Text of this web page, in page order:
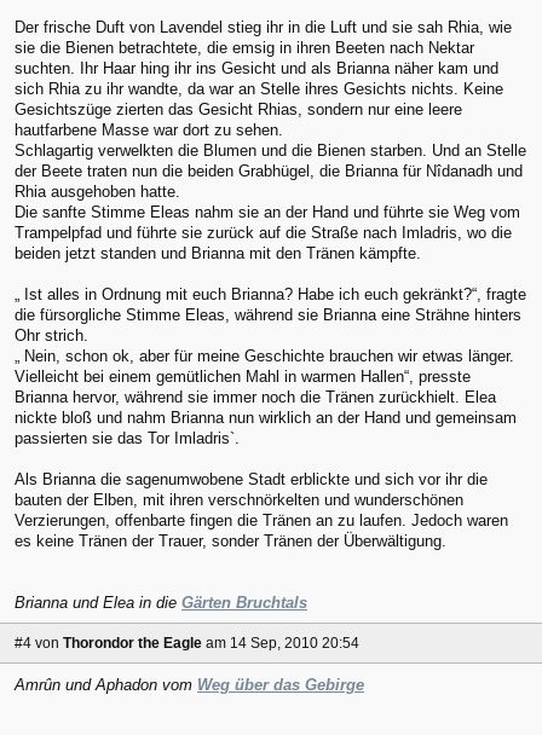
Der frische Duft von Lavendel stieg ihr in die Luft und sie sah Rhia, wie
sie die Bienen betrachtete, die emsig in ihren Beeten nach Nektar
suchten. Ihr Haar hing ihr ins Gesicht und als Brianna näher kam und
sich Rhia zu ihr wandte, da war an Stelle ihres Gesichts nichts. Keine
Gesichtszüge zierten das Gesicht Rhias, sondern nur eine leere
hautfarbene Masse war dort zu sehen.
Schlagartig verwelkten die Blumen und die Bienen starben. Und an Stelle
der Beete traten nun die beiden Grabhügel, die Brianna für Nîdanadh und
Rhia ausgehoben hatte.
Die sanfte Stimme Eleas nahm sie an der Hand und führte sie Weg vom
Trampelpfad und führte sie zurück auf die Straße nach Imladris, wo die
beiden jetzt standen und Brianna mit den Tränen kämpfte.
„ Ist alles in Ordnung mit euch Brianna? Habe ich euch gekränkt?“, fragte
die fürsorgliche Stimme Eleas, während sie Brianna eine Strähne hinters
Ohr strich.
„ Nein, schon ok, aber für meine Geschichte brauchen wir etwas länger.
Vielleicht bei einem gemütlichen Mahl in warmen Hallen“, presste
Brianna hervor, während sie immer noch die Tränen zurückhielt. Elea
nickte bloß und nahm Brianna nun wirklich an der Hand und gemeinsam
passierten sie das Tor Imladris`.
Als Brianna die sagenumwobene Stadt erblickte und sich vor ihr die
bauten der Elben, mit ihren verschnörkelten und wunderschönen
Verzierungen, offenbarte fingen die Tränen an zu laufen. Jedoch waren
es keine Tränen der Trauer, sonder Tränen der Überwältigung.
Brianna und Elea in die Gärten Bruchtals
#4 von Thorondor the Eagle am 14 Sep, 2010 20:54
Amrûn und Aphadon vom Weg über das Gebirge